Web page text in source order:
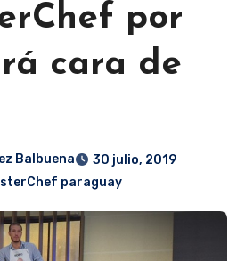
por
cara de
Balbuena
30 julio, 2019
paraguay